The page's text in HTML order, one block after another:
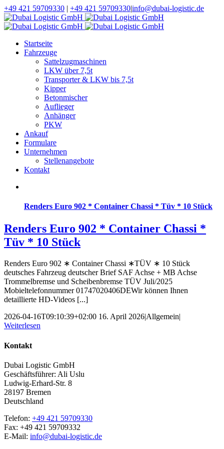
+49 421 59709330 | +49 421 59709330|info@dubai-logistic.de
Startseite
Fahrzeuge
Sattelzugmaschinen
LKW über 7,5t
Transporter & LKW bis 7,5t
Kipper
Betonmischer
Auflieger
Anhänger
PKW
Ankauf
Formulare
Unternehmen
Stellenangebote
Kontakt
Renders Euro 902 * Container Chassi * Tüv * 10 Stück
Renders Euro 902 * Container Chassi *
Tüv * 10 Stück
Renders Euro 902 ∗ Container Chassi ∗TÜV ∗ 10 Stück
deutsches Fahrzeug deutscher Brief SAF Achse + MB Achse
Trommelbremse und Scheibenbremse TÜV Juli/2025
Mobieltelefonnummer 01747020406DEWir können Ihnen
detaillierte HD-Videos [...]
2026-04-16T09:10:39+02:00 16. April 2026|Allgemein|
Weiterlesen
Kontakt
Dubai Logistic GmbH
Geschäftsführer: Ali Uslu
Ludwig-Erhard-Str. 8
28197 Bremen
Deutschland
Telefon: +49 421 59709330
Fax: +49 421 59709332
E-Mail: info@dubai-logistic.de